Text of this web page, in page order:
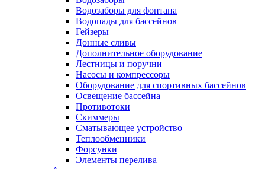
Водозаборы для фонтана
Водопады для бассейнов
Гейзеры
Донные сливы
Дополнительное оборудование
Лестницы и поручни
Насосы и компрессоры
Оборудование для спортивных бассейнов
Освещение бассейна
Противотоки
Скиммеры
Сматывающее устройство
Теплообменники
Форсунки
Элементы перелива